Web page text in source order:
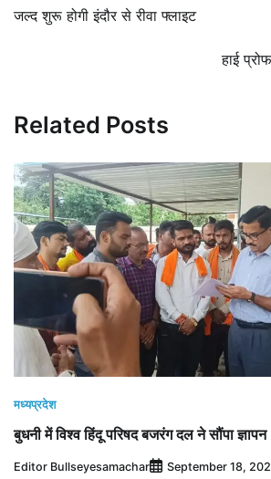
navigation
जल्द शुरू होगी इंदौर से रीवा फ्लाइट
हाई
Related Posts
मध्यप्रदेश
बुधनी में विश्व हिंदू परिषद बजरंग दल ने सौंपा ज्ञापन
Editor Bullseyesamachar September 18,